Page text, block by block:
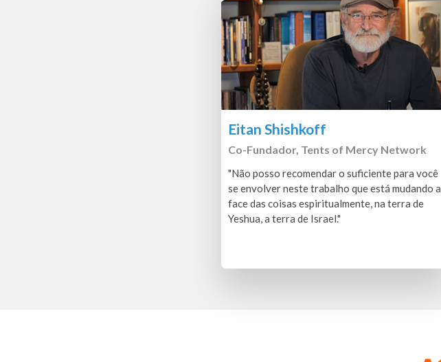
Eitan Shishkoff
Co-Fundador, Tents of Mercy Network
"Não posso recomendar o suficiente para você
se envolver neste trabalho que está mudando a
face das coisas espiritualmente, na terra de
Yeshua, a terra de Israel."